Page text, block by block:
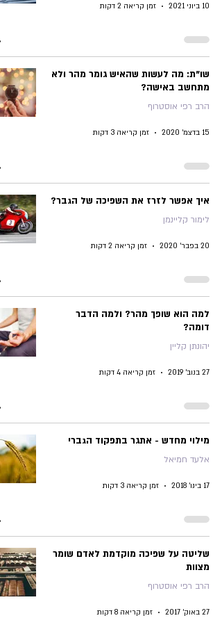
10 ביוני 2021 זמן קריאה 2 דקות
שו"ת: מה לעשות שהאיש גומר מהר ולא
מתחשב באישה?
הרב רפי אוסטרוף
15 בדצמ׳ 2020 זמן קריאה 3 דקות
איך אפשר לזרז את השפיכה של הגבר?
לימור קליינמן
20 בפבר׳ 2020 זמן קריאה 2 דקות
למה הוא שופך מהר? ולמה הדבר
דומה?
יהונתן קליין
27 בנוב׳ 2019 זמן קריאה 4 דקות
מילוי מחדש - אתגר בתפקוד הגברי
אלעד חמיאל
17 בינו׳ 2018 זמן קריאה 3 דקות
שליטה על שפיכה מוקדמת לאדם שומר
מצוות
הרב רפי אוסטרוף
27 באוק׳ 2017 זמן קריאה 8 דקות